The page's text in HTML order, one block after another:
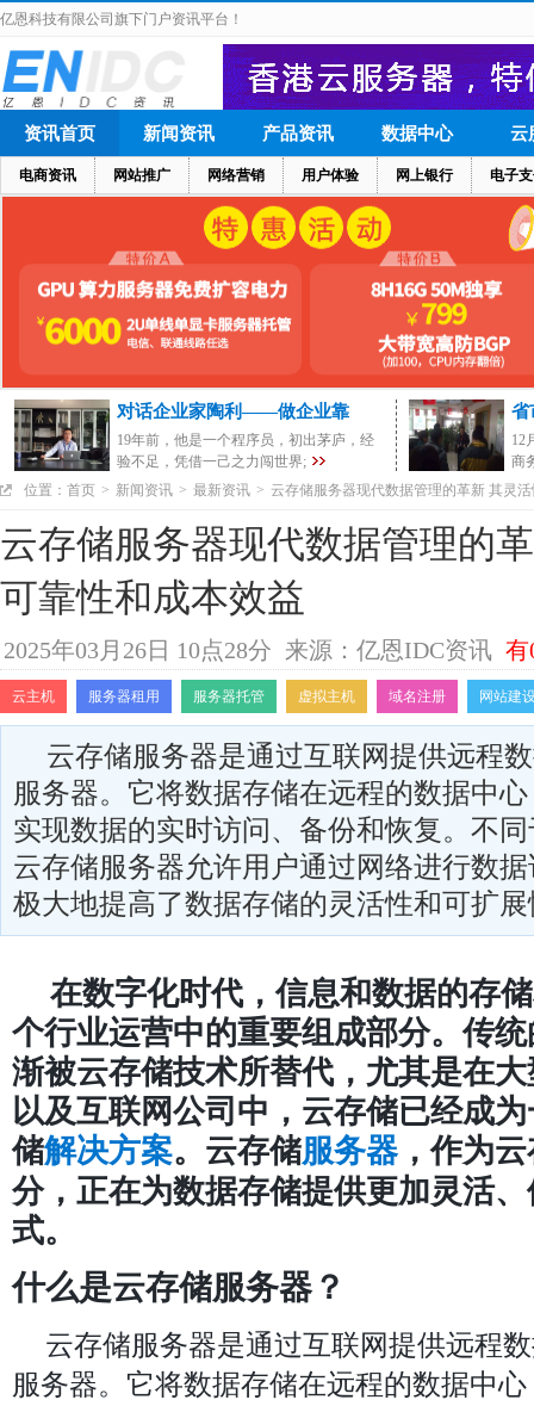
亿恩科技有限公司旗下门户资讯平台！
资讯首页
电商资讯 网站推广 网络营销 用户体验 网上银行 电子
新闻资讯 产品资讯 数据中心 云
对话企业家陶利——做企业靠
19年前，他是一个程序员，初出茅庐，经
验不足，凭借一己之力闯世界;
省
12
商
位置： 首页 > 新闻资讯 > 最新资讯 > 云存储服务器现代数据管理的革新 其灵
云存储服务器现代数据管理的
可靠性和成本效益
2025年03月26日 10点28分 来源：亿恩IDC资讯 有
云主机 服务器租用 服务器托管 虚拟主机 域名注册 网站建
云存储服务器是通过互联网提供远程
服务器。它将数据存储在远程的数据中
实现数据的实时访问、备份和恢复。不
云存储服务器允许用户通过网络进行数
极大地提高了数据存储的灵活性和可扩
在数字化时代，信息和数据的存
个行业运营中的重要组成部分。传
渐被云存储技术所替代，尤其是在
以及互联网公司中，云存储已经成
储解决方案。云存储服务器，作为
分，正在为数据存储提供更加灵活
式。
什么是云存储服务器？
云存储服务器是通过互联网提供远程
服务器。它将数据存储在远程的数据中